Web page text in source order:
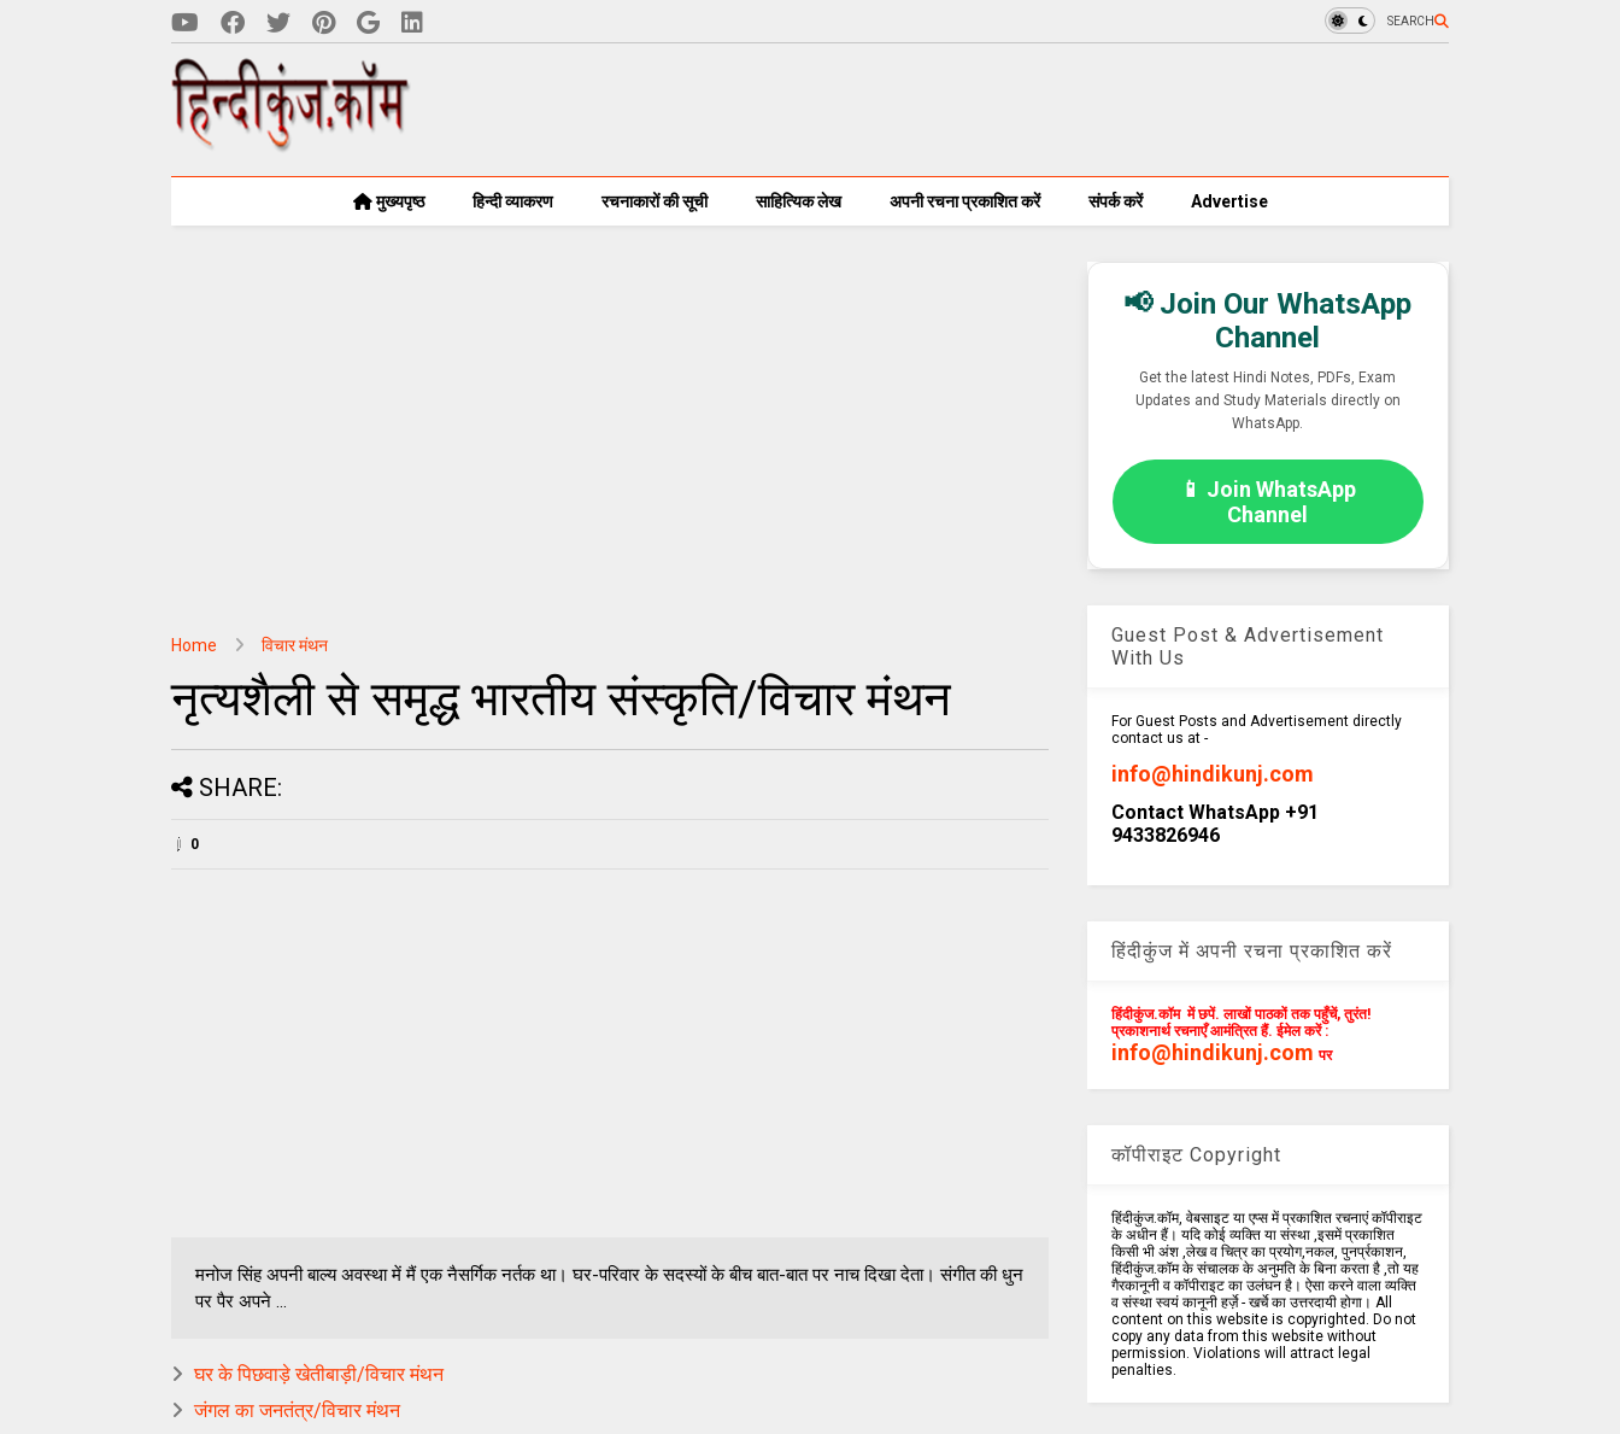
SEARCH
मुख्यपृष्ठ हिन्दी व्याकरण रचनाकारों की सूची साहित्यिक लेख अपनी रचना प्रकाशित करें संपर्क करें Advertise
Home विचार मंथन
नृत्यशैली से समृद्ध भारतीय संस्कृति/विचार मंथन
SHARE:
0
मनोज सिंह अपनी बाल्य अवस्था में मैं एक नैसर्गिक नर्तक था। घर-परिवार के सदस्यों के बीच बात-बात पर नाच दिखा देता। संगीत की धुन
पर पैर अपने ...
घर के पिछवाड़े खेतीबाड़ी/विचार मंथन
जंगल का जनतंत्र/विचार मंथन
📢 Join Our WhatsApp
Channel
Get the latest Hindi Notes, PDFs, Exam
Updates and Study Materials directly on
WhatsApp.
📱 Join WhatsApp
Channel
Guest Post & Advertisement
With Us
For Guest Posts and Advertisement directly
contact us at -
info@hindikunj.com
Contact WhatsApp +91
9433826946
हिंदीकुंज में अपनी रचना प्रकाशित करें
हिंदीकुंज.कॉम में छपें. लाखों पाठकों तक पहुँचें, तुरंत!
प्रकाशनार्थ रचनाएँ आमंत्रित हैं. ईमेल करें :
info@hindikunj.com पर
कॉपीराइट Copyright
हिंदीकुंज.कॉम, वेबसाइट या एप्स में प्रकाशित रचनाएं कॉपीराइट
के अधीन हैं। यदि कोई व्यक्ति या संस्था ,इसमें प्रकाशित
किसी भी अंश ,लेख व चित्र का प्रयोग,नकल, पुनर्प्रकाशन,
हिंदीकुंज.कॉम के संचालक के अनुमति के बिना करता है ,तो यह
गैरकानूनी व कॉपीराइट का उलंघन है। ऐसा करने वाला व्यक्ति
व संस्था स्वयं कानूनी हर्ज़े - खर्चे का उत्तरदायी होगा। All
content on this website is copyrighted. Do not
copy any data from this website without
permission. Violations will attract legal
penalties.